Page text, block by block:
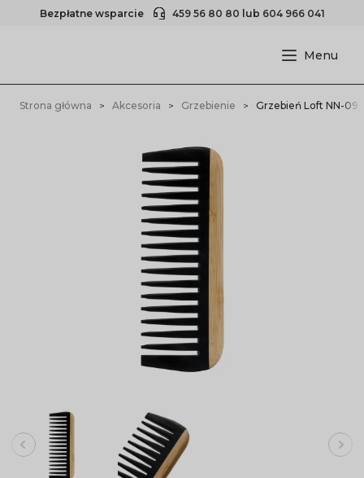
Bezpłatne wsparcie 459 56 80 80 lub 604 966 041
Strona główna Akcesoria Grzebienie Grzebień Loft NN-09